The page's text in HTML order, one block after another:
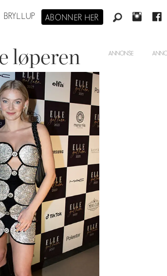
BRYLLUP ABONNER HER
løperen ANNONSE